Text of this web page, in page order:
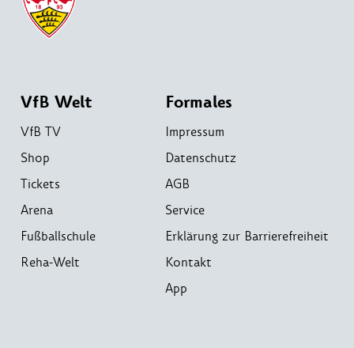
VfB Welt
VfB TV
Shop
Tickets
Arena
Fußballschule
Reha-Welt
Formales
Impressum
Datenschutz
AGB
Service
Erklärung zur Barrierefreiheit
Kontakt
App